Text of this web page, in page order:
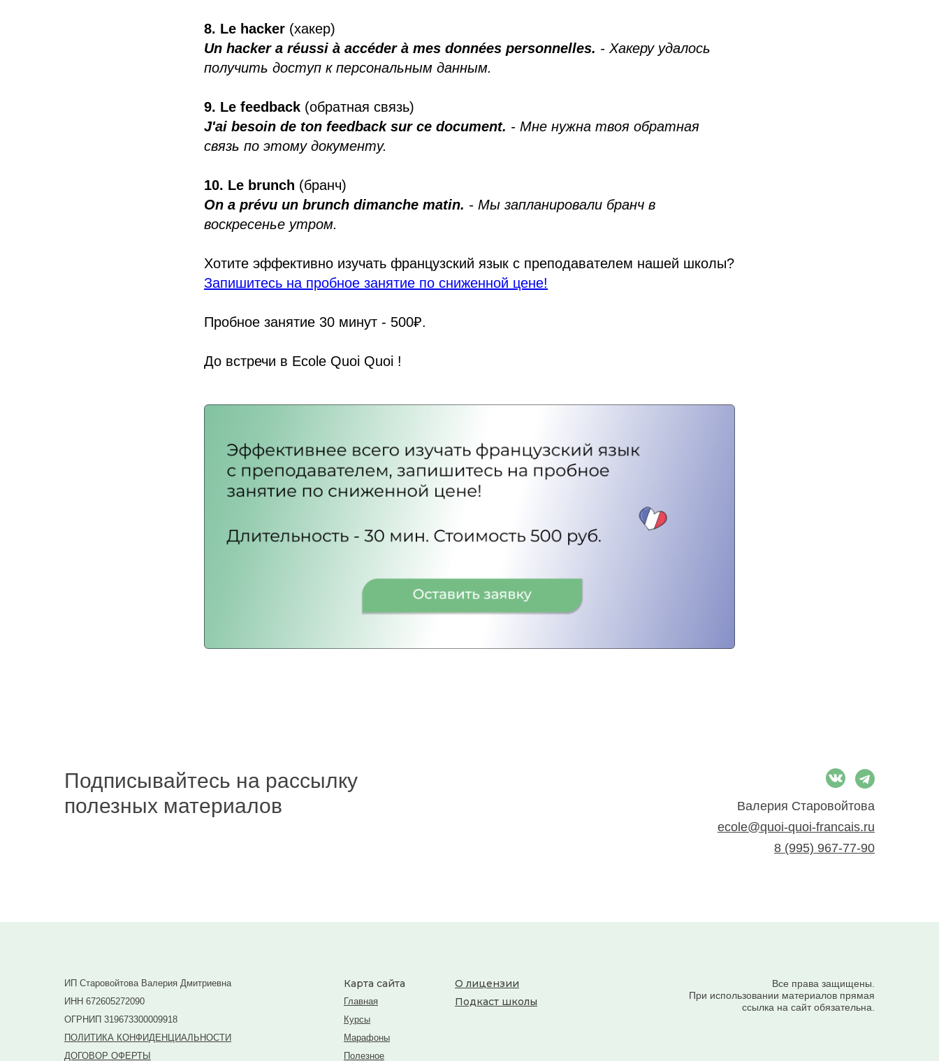
8. Le hacker (хакер)
Un hacker a réussi à accéder à mes données personnelles. - Хакеру удалось
получить доступ к персональным данным.
9. Le feedback (обратная связь)
J'ai besoin de ton feedback sur ce document. - Мне нужна твоя обратная
связь по этому документу.
10. Le brunch (бранч)
On a prévu un brunch dimanche matin. - Мы запланировали бранч в
воскресенье утром.
Хотите эффективно изучать французский язык с преподавателем нашей школы?
Запишитесь на пробное занятие по сниженной цене!
Пробное занятие 30 минут - 500₽.
До встречи в Ecole Quoi Quoi !
Подписывайтесь на рассылку
полезных материалов
Валерия Старовойтова
ecole@quoi-quoi-francais.ru
8 (995) 967-77-90
ИП Старовойтова Валерия Дмитриевна
ИНН 672605272090
ОГРНИП 319673300009918
ПОЛИТИКА КОНФИДЕНЦИАЛЬНОСТИ
ДОГОВОР ОФЕРТЫ
Карта сайта
Главная
Курсы
Марафоны
Полезное
Все права защищены.
При использовании материалов прямая
ссылка на сайт обязательна.
Подкаст школы
О лицензии